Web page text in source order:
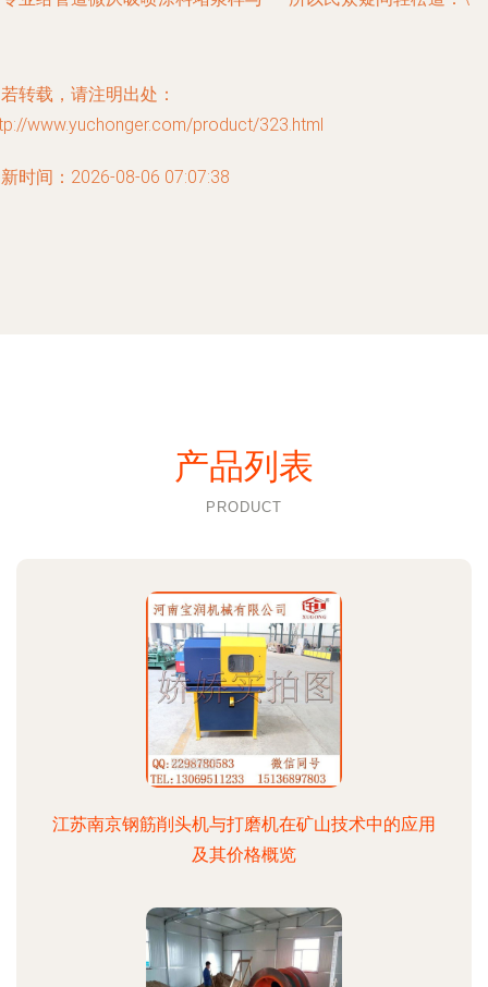
转载，请注明出处：
www.yuchonger.com/product/323.html
时间：2026-08-06 07:07:38
产品列表
PRODUCT
江苏南京钢筋削头机与打磨机在矿山技术中的应用
及其价格概览